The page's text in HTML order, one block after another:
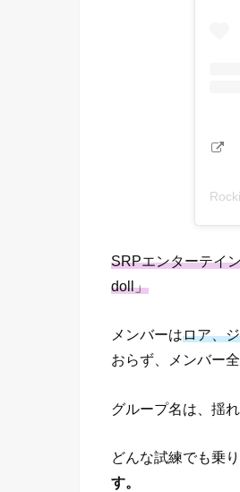
SRPエンターテイ
doll」
メンバーはロア、
おらず、メンバー
グループ名は、揺
どんな試練でも乗り
す。